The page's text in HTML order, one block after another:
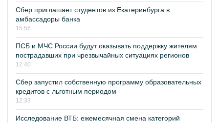
Сбер приглашает студентов из Екатеринбурга в
амбассадоры банка
15:56
ПСБ и МЧС России будут оказывать поддержку жителям
пострадавших при чрезвычайных ситуациях регионов
12:40
Сбер запустил собственную программу образовательных
кредитов с льготным периодом
12:33
Исследование ВТБ: ежемесячная смена категорий